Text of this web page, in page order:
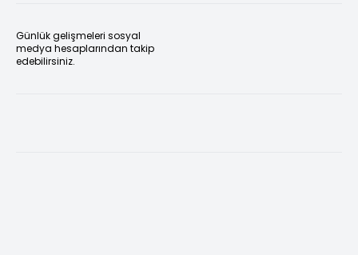
Günlük gelişmeleri sosyal
medya hesaplarından takip
edebilirsiniz.